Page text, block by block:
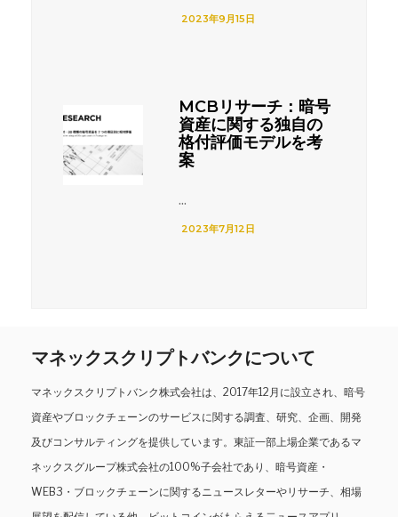
2023年9月15日
MCBリサーチ：暗号
資産に関する独自の
格付評価モデルを考
案
...
2023年7月12日
マネックスクリプトバンクについて
マネックスクリプトバンク株式会社は、2017年12月に設立され、暗号
資産やブロックチェーンのサービスに関する調査、研究、企画、開発
及びコンサルティングを提供しています。東証一部上場企業であるマ
ネックスグループ株式会社の100%子会社であり、暗号資産・
WEB3・ブロックチェーンに関するニュースレターやリサーチ、相場